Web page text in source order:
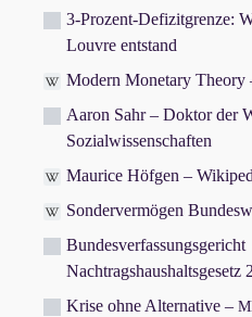
3‑Prozent-Defizitgrenze:
Louvre entstand
Modern Monetary Theory
Aaron Sahr – Doktor der
Sozialwissenschaften
Maurice Höfgen –
Sondervermögen
Nachtragshaushaltsgesetz
Krise ohne Alternative –